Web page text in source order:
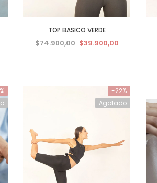
TOP BASICO VERDE
$74.900,00 $39.900,00
-22%
Agotado